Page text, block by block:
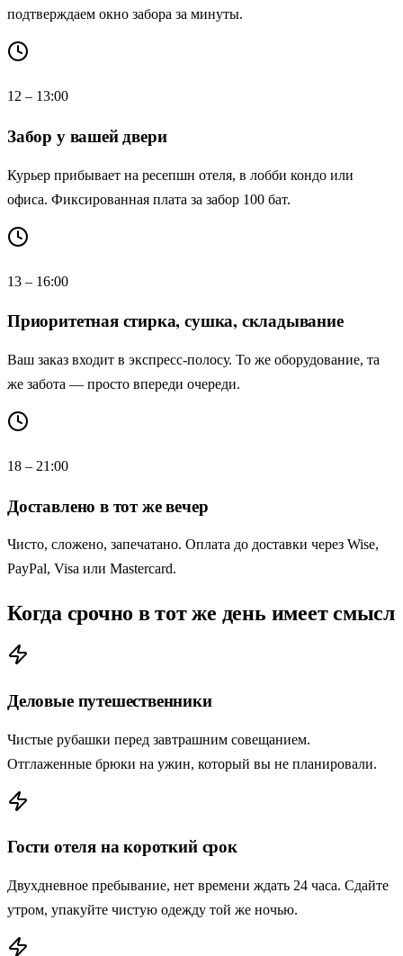
подтверждаем окно забора за минуты.
12 – 13:00
Забор у вашей двери
Курьер прибывает на ресепшн отеля, в лобби кондо или
офиса. Фиксированная плата за забор 100 бат.
13 – 16:00
Приоритетная стирка, сушка, складывание
Ваш заказ входит в экспресс-полосу. То же оборудование, та
же забота — просто впереди очереди.
18 – 21:00
Доставлено в тот же вечер
Чисто, сложено, запечатано. Оплата до доставки через Wise,
PayPal, Visa или Mastercard.
Когда срочно в тот же день имеет смысл
Деловые путешественники
Чистые рубашки перед завтрашним совещанием.
Отглаженные брюки на ужин, который вы не планировали.
Гости отеля на короткий срок
Двухдневное пребывание, нет времени ждать 24 часа. Сдайте
утром, упакуйте чистую одежду той же ночью.